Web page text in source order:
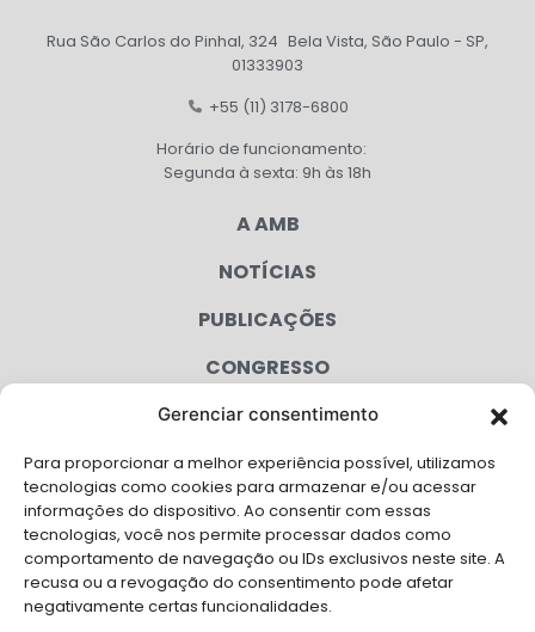
Gerenciar consentimento
Para proporcionar a melhor experiência possível, utilizamos
tecnologias como cookies para armazenar e/ou acessar
informações do dispositivo. Ao consentir com essas
tecnologias, você nos permite processar dados como
comportamento de navegação ou IDs exclusivos neste site. A
recusa ou a revogação do consentimento pode afetar
negativamente certas funcionalidades.
Rua São Carlos do Pinhal, 324 Bela Vista, São Paulo - SP,
01333903
+55 (11) 3178-6800
Horário de funcionamento:
Segunda à sexta: 9h às 18h
A AMB
NOTÍCIAS
PUBLICAÇÕES
CONGRESSO
AGENDA
CAMPANHAS
SERVIÇOS
FILIADAS
LGPD